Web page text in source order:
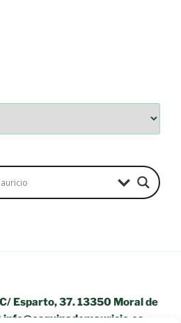
Esparto, 37. 13350 Moral de